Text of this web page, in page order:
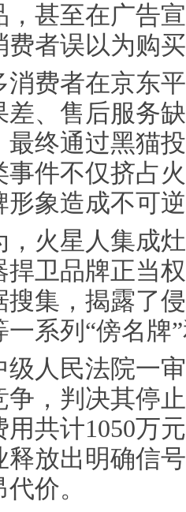
甚至在广告
费者误以为购
消费者在京东
差、售后服务
最终通过黑猫
事件不仅挤占
形象造成不可
，火星人集成
捍卫品牌正当
集，揭露了
系列“傍名牌
级人民法院一
争，判决其停止
共计1050万
放出明确信
价。